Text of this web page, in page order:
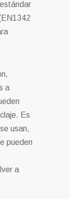
a
Es
usan,
pueden
a